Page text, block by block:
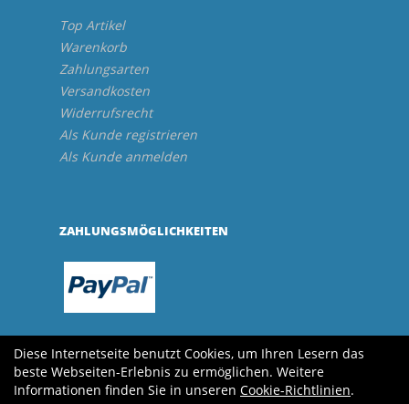
Top Artikel
Warenkorb
Zahlungsarten
Versandkosten
Widerrufsrecht
Als Kunde registrieren
Als Kunde anmelden
ZAHLUNGSMÖGLICHKEITEN
Diese Internetseite benutzt Cookies, um Ihren Lesern das
beste Webseiten-Erlebnis zu ermöglichen. Weitere
Informationen finden Sie in unseren Cookie-Richtlinien.